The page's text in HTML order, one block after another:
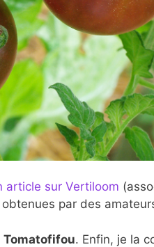
article sur Vertiloom
par des
Tomatofifou. Enfin, je la